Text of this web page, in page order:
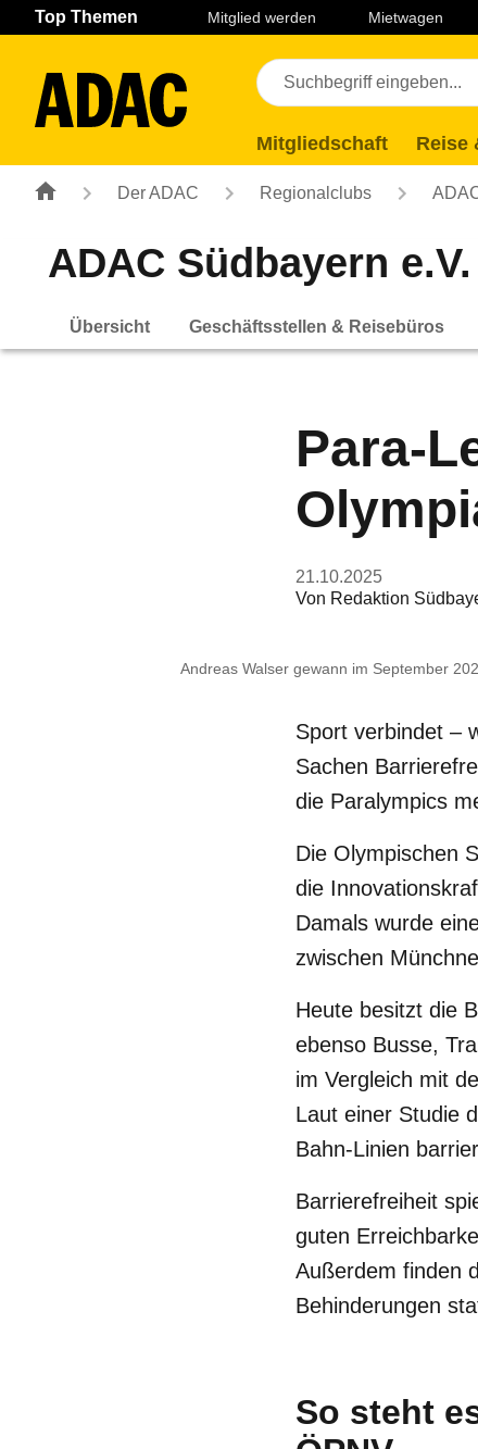
Navigation Seiteninhalt Fußzeile
Top Themen Mitglied werden Mietwagen
Mitgliedschaft Reise
Der ADAC Regionalclubs
ADAC Südbayern e.V.
Übersicht Geschäftsstellen & Reisebüros
Para-
21.10.2025
Von Redaktion
Andreas Walser gewann im September
Sport verbindet –
Sachen
die Paralympics
Die Olympischen
die
Damals wurde
zwischen
Heute besitzt die
ebenso Busse,
im Vergleich mit
Laut einer Studie
Bahn-Linien
Barrierefreiheit
guten
Außerdem finden
Behinderungen
So steht